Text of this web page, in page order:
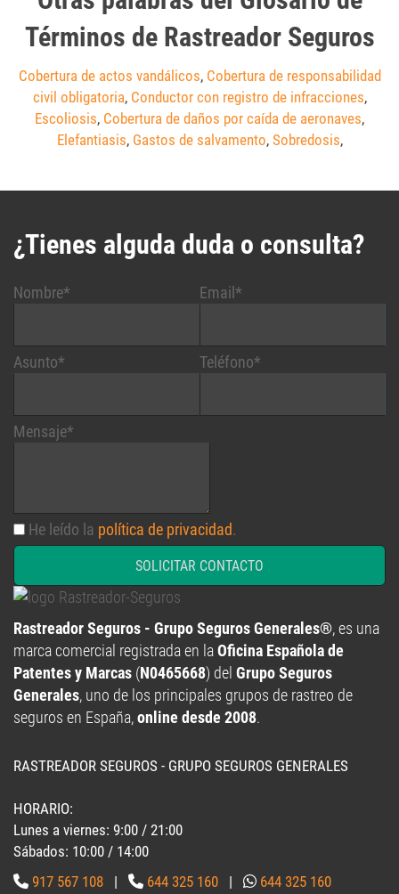
Términos de Rastreador Seguros
Cobertura de actos vandálicos, Cobertura de responsabilidad
civil obligatoria, Conductor con registro de infracciones,
Escoliosis, Cobertura de daños por caída de aeronaves,
Elefantiasis, Gastos de salvamento, Sobredosis,
¿Tienes alguda duda o consulta?
Nombre*
Asunto*
Email*
Teléfono*
Mensaje*
He leído la política de privacidad.
SOLICITAR CONTACTO
Rastreador Seguros - Grupo Seguros Generales®, es una
marca comercial registrada en laOficina Española de
Patentes y Marcas (N0465668) del Grupo Seguros
Generales, uno de los principales grupos de rastreo de
seguros en España,online desde 2008.
RASTREADOR SEGUROS - GRUPO SEGUROS GENERALES
HORARIO:
Lunes a viernes: 9:00 / 21:00
Sábados: 10:00 / 14:00
917 567 108 | 644 325 160 | 644 325 160